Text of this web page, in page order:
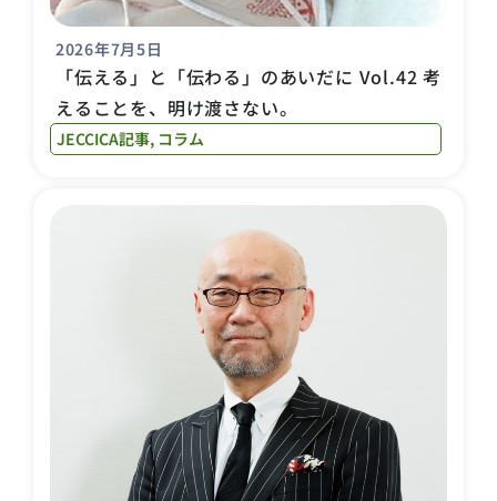
2026年7月5日
「伝える」と「伝わる」のあいだに Vol.42 考
えることを、明け渡さない。
JECCICA記事, コラム